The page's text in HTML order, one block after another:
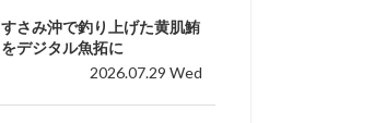
すさみ沖で釣り上げた黄肌鮪
をデジタル魚拓に
2026.07.29 Wed